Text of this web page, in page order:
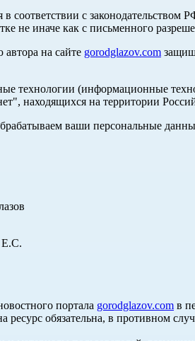
соответствии с
не иначе как с письменного
на сайте gorodglazov.com
технологии (информационные
находящихся на территории
ваши персональные
Е.С.
портала gorodglazov.com в
ресурс обязательна, в противном